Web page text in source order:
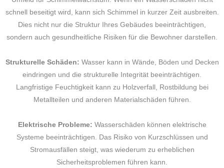
schnell beseitigt wird, kann sich Schimmel in kurzer Zeit ausbreiten.
Dies nicht nur die Struktur Ihres Gebäudes beeinträchtigen,
sondern auch gesundheitliche Risiken für die Bewohner darstellen.
Strukturelle Schäden: Wasser kann in Wände, Böden und Decken
eindringen und die strukturelle Integrität beeinträchtigen.
Langfristige Feuchtigkeit kann zu Holzverfall, Rostbildung bei
Metallteilen und anderen Materialschäden führen.
Elektrische Probleme: Wasserschäden können elektrische
Systeme beeinträchtigen. Das Risiko von Kurzschlüssen und
Stromausfällen steigt, was wiederum zu erheblichen
Sicherheitsproblemen führen kann.